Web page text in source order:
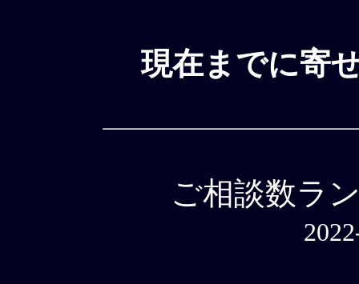
現在までに寄
ご相談数ラ